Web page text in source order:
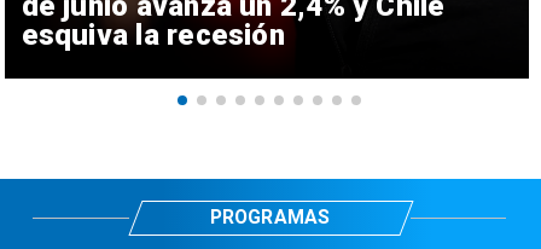
esquiva la recesión
PROGRAMAS